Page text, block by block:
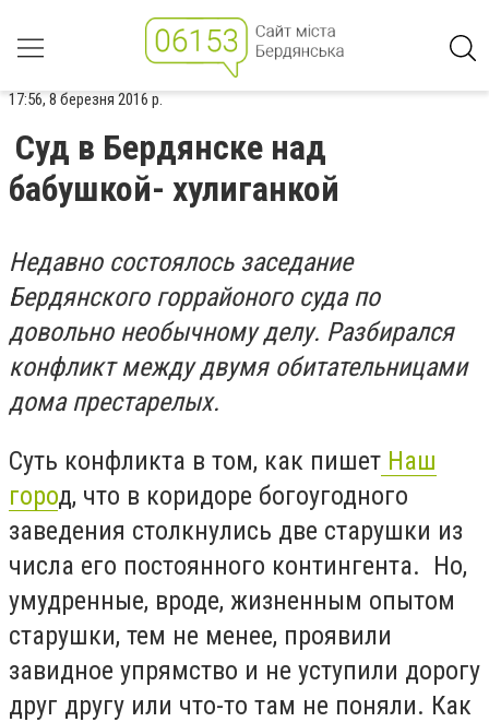
17:56, 8 березня 2016 р.
Суд в Бердянске над
бабушкой- хулиганкой
Недавно состоялось заседание
Бердянского горрайоного суда по
довольно необычному делу. Разбирался
конфликт между двумя обитательницами
дома престарелых.
Суть конфликта в том, как пишет Наш
город, что в коридоре богоугодного
заведения столкнулись две старушки из
числа его постоянного контингента. Но,
умудренные, вроде, жизненным опытом
старушки, тем не менее, проявили
завидное упрямство и не уступили дорогу
друг другу или что-то там не поняли. Как